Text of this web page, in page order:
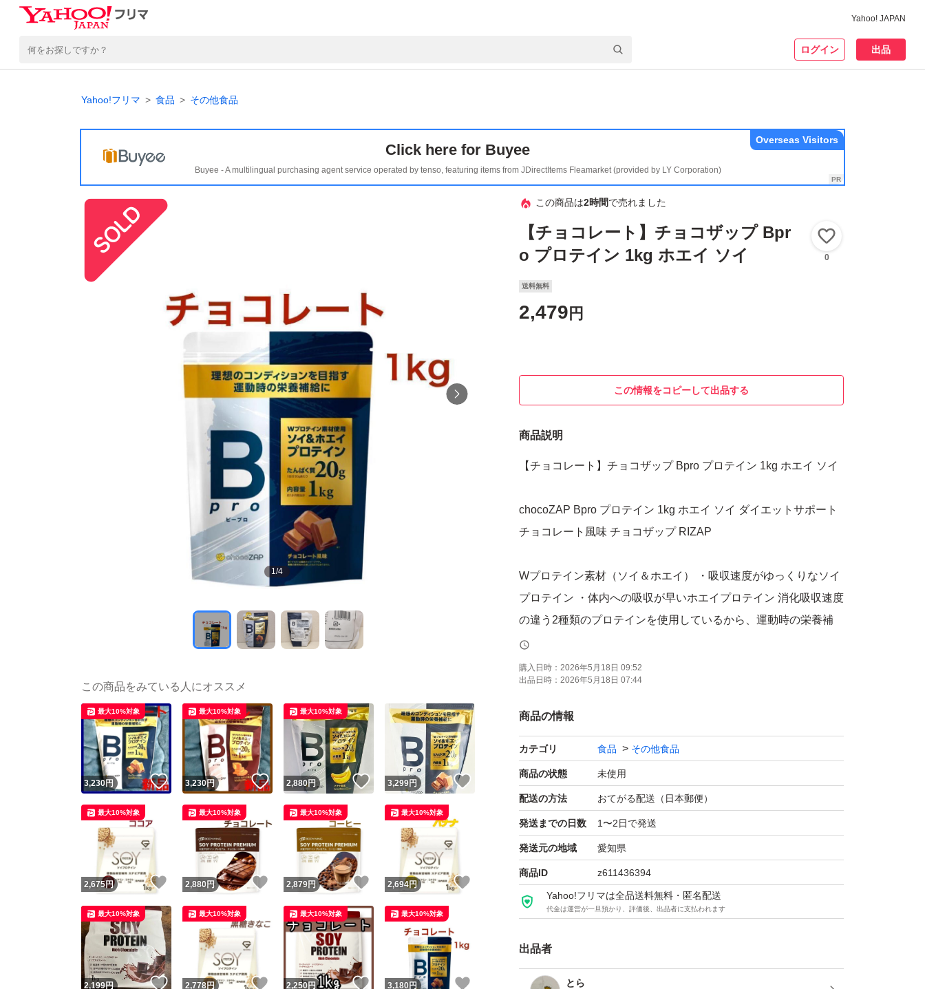
Yahoo! JAPAN
ログイン 出品
Yahoo!フリマ 食品 その他食品
Click here for Buyee
Buyee - A multilingual purchasing agent service operated by tenso, featuring items from JDirectItems Fleamarket (provided by LY Corporation)
Overseas Visitors
1/4
この商品は2時間で売れました
【チョコレート】チョコザップ Bpr
o プロテイン 1kg ホエイ ソイ
0
送料無料
2,479 円
この情報をコピーして出品する
商品説明
【チョコレート】チョコザップ Bpro プロテイン 1kg ホエイ ソイ
chocoZAP Bpro プロテイン 1kg ホエイ ソイ ダイエットサポート
チョコレート風味 チョコザップ RIZAP
Wプロテイン素材（ソイ＆ホエイ） ・吸収速度がゆっくりなソイ
プロテイン ・体内への吸収が早いホエイプロテイン 消化吸収速度
の違う2種類のプロテインを使用しているから、運動時の栄養補
給にぴったり。
1回分30gあたりで、たんぱく質20g 1回で20gのたんぱく質が手軽
に摂取できる
シンプル設計 シンプルな原材料で構成されているので、お手持ち
のサプリメントやプラスアルファの成分入りのプロテインと飲み
合わせても、栄養コントロールがしやすい。 普段の生活の中で、
たんぱく質チャージがしやすい設計です。
お召し上がり方 本品30gを目安に、水240ml程度に良く溶かして
お飲みください。 溶かす水の量はお好みによって調整してくださ
い。 付属の計量スプーン(30cc)ですりきり1杯が約15gです。 本品
ください。 ※水に溶かした後は速やかにお飲みください。 ※シェ
イカーを使用すると、溶けやすくおいしくお召し上がりいただけ
購入日時： 2026年5月18日 09:52
出品日時： 2026年5月18日 07:44
商品の情報
カテゴリ 食品 その他食品
商品の状態 未使用
配送の方法 おてがる配送（日本郵便）
発送までの日数 1〜2日で発送
発送元の地域 愛知県
商品ID z611436394
Yahoo!フリマは全品送料無料・匿名配送
代金は運営が一旦預かり、評価後、出品者に支払われます
出品者
とら
この商品をみている人にオススメ
3,230円 いいね！
最大10%対象
3,230円 いいね！
最大10%対象
2,880円 いいね！
最大10%対象
3,299円
2,675円 いいね！
最大10%対象
2,880円 いいね！
最大10%対象
2,879円 いいね！
最大10%対象
2,694円
最大10%対象
2,199円 いいね！
最大10%対象
2,778円 いいね！
最大10%対象
2,250円 いいね！
最大10%対象
3,180 円
最大10%対象